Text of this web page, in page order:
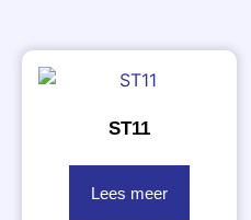
ST11
Lees meer